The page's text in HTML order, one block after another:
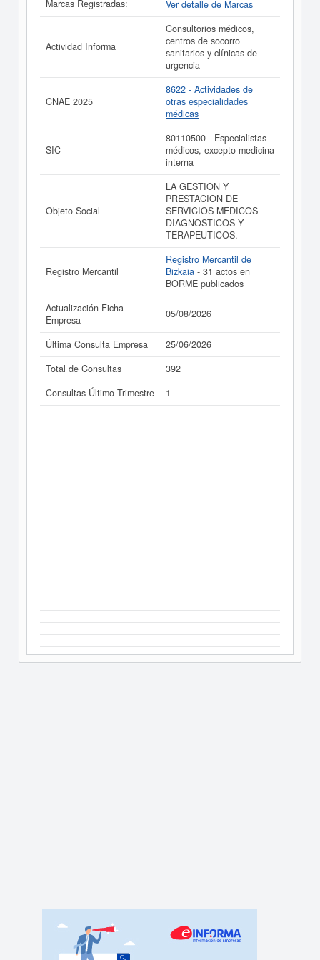
empresa en Bizkaia y el BORME ha publicado hasta
ahora 31 actos.
Si está interesado en conocer más datos de la empresa
INTERVENCIONISMO CARDIOVASCULAR
HEMODINAMICA VIZCAYA SOCIEDAD LIMITADA puede
acceder inmediatamente a este Informe ampliadode
INTERVENCIONISMO CARDIOVASCULAR
HEMODINAMICA VIZCAYA SOCIEDAD LIMITADA y
consultar los resultados de sus años de actividad, así
como los balances y cuentas de resultados disponibles.
La última actualización del informe de empresa se ha
realizado el 05/08/2026.
Marcas Registradas:
Ver detalle de Marcas
Actividad Informa
Consultorios médicos,
centros de socorro
sanitarios y clínicas de
urgencia
CNAE 2025
8622 - Actividades de
otras especialidades
médicas
SIC
80110500 - Especialistas
médicos, excepto medicina
interna
Objeto Social
LA GESTION Y
PRESTACION DE
SERVICIOS MEDICOS
DIAGNOSTICOS Y
TERAPEUTICOS.
Registro Mercantil
Registro Mercantil de
Bizkaia - 31 actos en
BORME publicados
Actualización Ficha
Empresa
05/08/2026
Última Consulta Empresa
25/06/2026
Total de Consultas
392
Consultas Último Trimestre
1